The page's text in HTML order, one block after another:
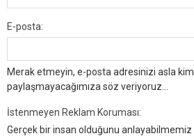
E-posta:
Merak etmeyin, e-posta adresinizi asla
paylaşmayacağımıza söz veriyoruz...
İstenmeyen Reklam Koruması:
Gerçek bir insan olduğunu anlayabilmemiz